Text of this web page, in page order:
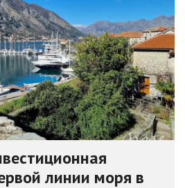
линии моря в